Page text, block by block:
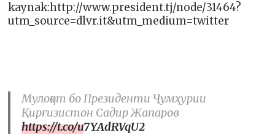
kaynak:http://www.president.tj/node/31464?
utm_source=dlvr.it&utm_medium=twitter
Мулоқот бо Президенти Ҷумҳурии
Қирғизистон Садир Жапаров
https://t.co/u7YAdRVqU2